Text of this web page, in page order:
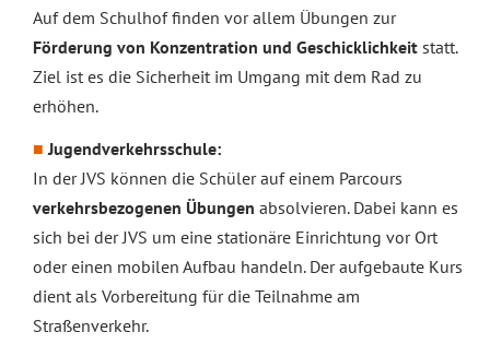
Auf dem Schulhof finden vor allem Übungen zur
Förderung von Konzentration und Geschicklichkeit statt.
Ziel ist es die Sicherheit im Umgang mit dem Rad zu
erhöhen.
Jugendverkehrsschule:
In der JVS können die Schüler auf einem Parcours
verkehrsbezogenen Übungen absolvieren. Dabei kann es
sich bei der JVS um eine stationäre Einrichtung vor Ort
oder einen mobilen Aufbau handeln. Der aufgebaute Kurs
dient als Vorbereitung für die Teilnahme am
Straßenverkehr.